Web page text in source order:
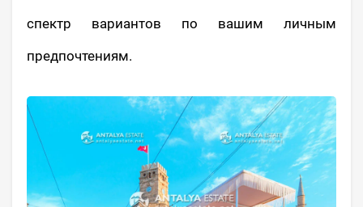
спектр вариантов по вашим личным
предпочтениям.